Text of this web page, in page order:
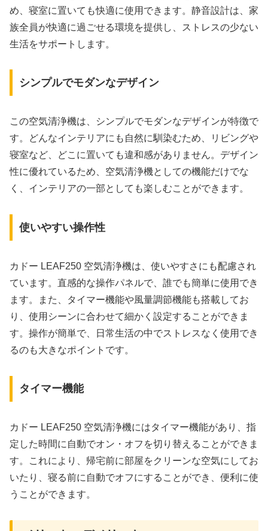
め、寝室に置いても快適に使用できます。静音設計は、家
族全員が快適に過ごせる環境を提供し、ストレスの少ない
生活をサポートします。
シンプルでモダンなデザイン
この空気清浄機は、シンプルでモダンなデザインが特徴で
す。どんなインテリアにも自然に馴染むため、リビングや
寝室など、どこに置いても違和感がありません。デザイン
性に優れているため、空気清浄機としての機能だけでな
く、インテリアの一部としても楽しむことができます。
使いやすい操作性
カドー LEAF250 空気清浄機は、使いやすさにも配慮され
ています。直感的な操作パネルで、誰でも簡単に使用でき
ます。また、タイマー機能や風量調節機能も搭載してお
り、使用シーンに合わせて細かく設定することができま
す。操作が簡単で、日常生活の中でストレスなく使用でき
るのも大きなポイントです。
タイマー機能
カドー LEAF250 空気清浄機にはタイマー機能があり、指
定した時間に自動でオン・オフを切り替えることができま
す。これにより、帰宅前に部屋をクリーンな空気にしてお
いたり、寝る前に自動でオフにすることができ、便利に使
うことができます。